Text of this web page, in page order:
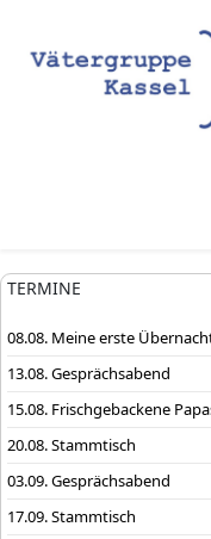
TERMINE
08.08. Meine erste
13.08. Gesprächsabend
15.08. Frischgebackene
20.08. Stammtisch
03.09. Gesprächsabend
17.09. Stammtisch